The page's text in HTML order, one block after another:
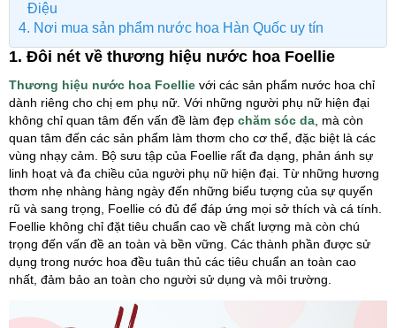
Điệu
4. Nơi mua sản phẩm nước hoa Hàn Quốc uy tín
1. Đôi nét về thương hiệu nước hoa Foellie
Thương hiệu nước hoa Foellie với các sản phẩm nước hoa chỉ
dành riêng cho chị em phụ nữ. Với những người phụ nữ hiện đại
không chỉ quan tâm đến vấn đề làm đẹp chăm sóc da , mà còn
quan tâm đến các sản phẩm làm thơm cho cơ thể, đặc biệt là các
vùng nhạy cảm. Bộ sưu tập của Foellie rất đa dạng, phản ánh sự
linh hoạt và đa chiều của người phụ nữ hiện đại. Từ những hương
thơm nhẹ nhàng hàng ngày đến những biểu tượng của sự quyến
rũ và sang trọng, Foellie có đủ để đáp ứng mọi sở thích và cá tính.
Foellie không chỉ đặt tiêu chuẩn cao về chất lượng mà còn chú
trọng đến vấn đề an toàn và bền vững. Các thành phần được sử
dụng trong nước hoa đều tuân thủ các tiêu chuẩn an toàn cao
nhất, đảm bảo an toàn cho người sử dụng và môi trường.